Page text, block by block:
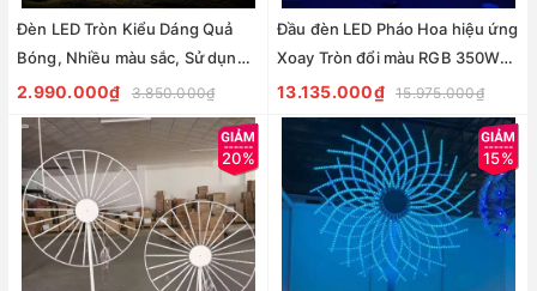
Đèn LED Tròn Kiểu Dáng Quả
Bóng, Nhiều màu sắc, Sử dụng
trang trí cảnh quan sân vườn
ZALAA ZSV-Ball-Lights
2.990.000₫ 3.850.000₫
Đầu đèn LED Pháo Hoa hiệu ứng
Xoay Tròn đổi màu RGB 350W
30 đầu ống H1500 D2100 Zalaa
ZCSV-PH-12
13.135.000₫ 15.975.000₫
20% 15%